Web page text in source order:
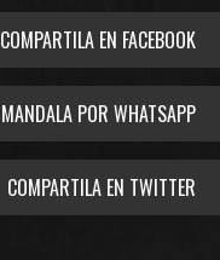
COMPARTILA EN FACEBOOK
MANDALA POR WHATSAPP
COMPARTILA EN TWITTER